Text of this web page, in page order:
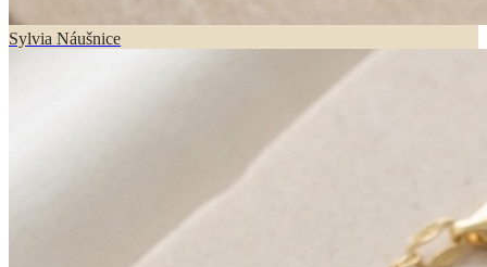
Sylvia Náušnice